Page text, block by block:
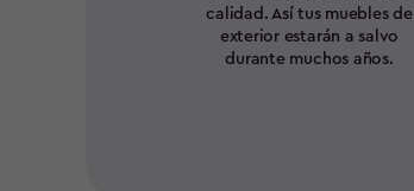
calidad. Así tus muebles de
exterior estarán a salvo
durante muchos años.